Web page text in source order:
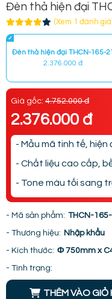
Đèn thả hiện đại
(Xem 1 đánh
Đèn thả hiện đại THCN-165-
2.376.000 đ
Giá gốc: 4.752.000 đ
2.376.000 đ
- Mẫu mã tinh tế, hiện
- Chất liệu cao cấp,
- Tone màu tối sang
- Mã sản phẩm: THCN-165-
- Thương hiệu: Nhập khẩu
- Kích thước: Φ 750mm x
- Tình trạng:
THÊM VÀO GIỎ